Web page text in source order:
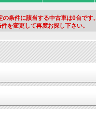
の条件に該当する中古車は0台です。
件を変更して再度お探し下さい。